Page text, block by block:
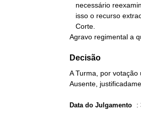
Agravo regimental a
Decisão
A Turma, por
Ausente,
Data do Julgamento :